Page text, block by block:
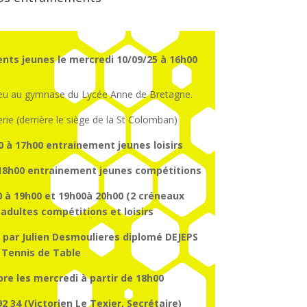
jeunes le mercredi 10/09/25 à 16h00
au gymnase du Lycée Anne de Bretagne.
(derrière le siège de la St Colomban)
à 17h00 entrainement jeunes loisirs
entrainement jeunes compétitions
19h00 et 19h00à 20h00 (2 créneaux
compétitions et loisirs
Julien Desmoulieres diplomé DEJEPS
Tennis de Table
les mercredi à partir de 18h00
34 (Victorien Le Texier, Secrétaire)